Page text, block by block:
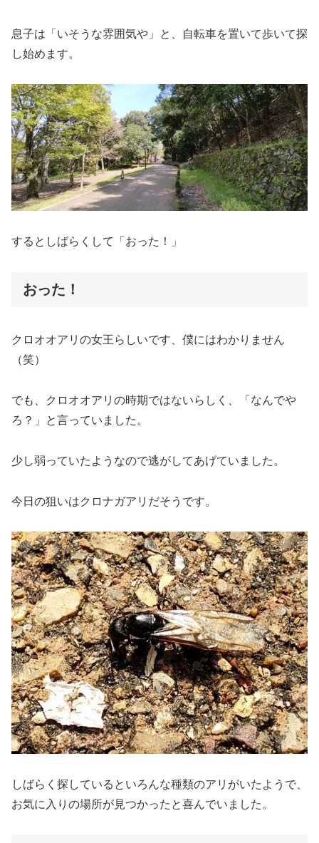
息子は「いそうな雰囲気や」と、自転車を置いて歩いて探
し始めます。
するとしばらくして「おった！」
おった！
クロオオアリの女王らしいです、僕にはわかりません
（笑）
でも、クロオオアリの時期ではないらしく、「なんでや
ろ？」と言っていました。
少し弱っていたようなので逃がしてあげていました。
今日の狙いはクロナガアリだそうです。
しばらく探しているといろんな種類のアリがいたようで、
お気に入りの場所が見つかったと喜んでいました。